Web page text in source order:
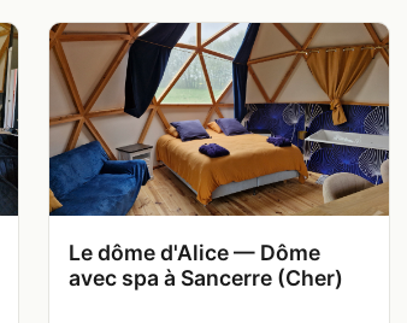
Le dôme d'Alice — Dôme
avec spa à Sancerre (Cher)